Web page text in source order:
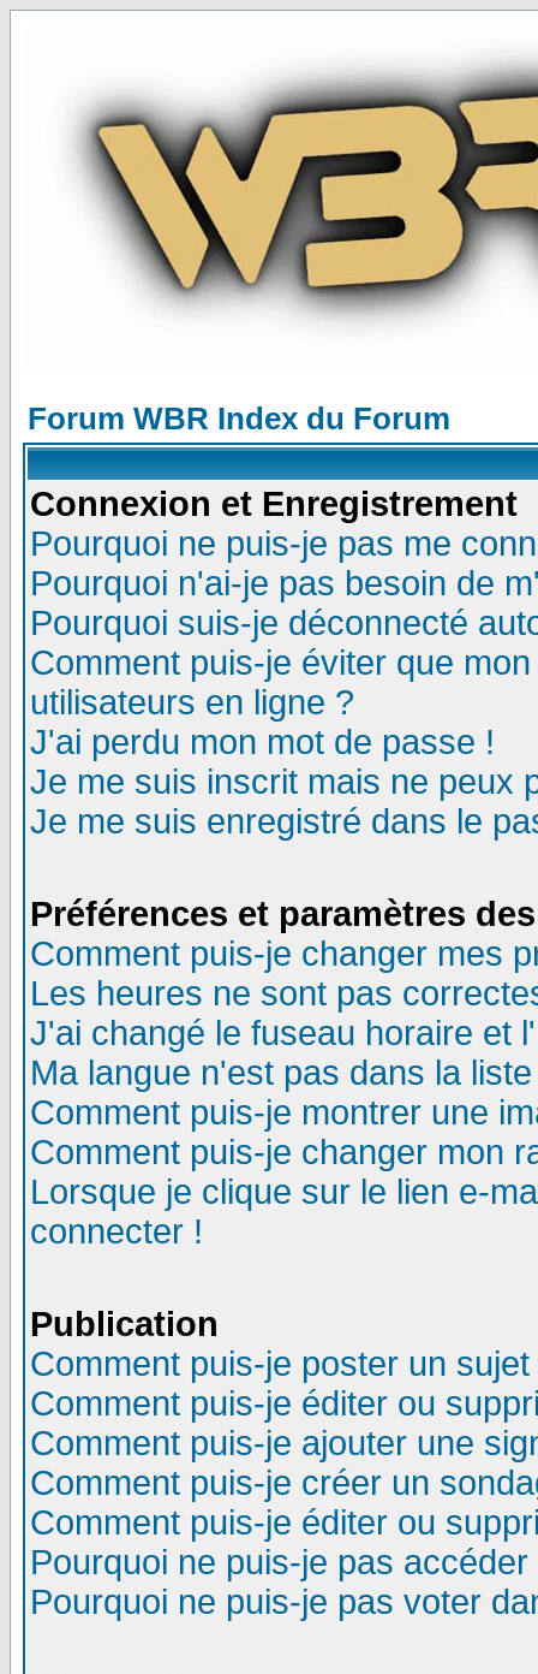
Forum WBR Index du Forum
Connexion et Enregistrement
Pourquoi ne puis-je pas me
Pourquoi n'ai-je pas besoin de
Pourquoi suis-je déconnecté
Comment puis-je éviter que
utilisateurs en ligne ?
J'ai perdu mon mot de passe !
Je me suis inscrit mais ne peux
Je me suis enregistré dans le
Préférences et paramètres
Comment puis-je changer mes
Les heures ne sont pas
J'ai changé le fuseau horaire et
Ma langue n'est pas dans la
Comment puis-je montrer une
Comment puis-je changer mon
Lorsque je clique sur le lien e-
connecter !
Publication
Comment puis-je poster un
Comment puis-je éditer ou
Comment puis-je ajouter une
Comment puis-je créer un
Comment puis-je éditer ou
Pourquoi ne puis-je pas
Pourquoi ne puis-je pas voter